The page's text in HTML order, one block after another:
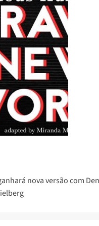
nova versão com